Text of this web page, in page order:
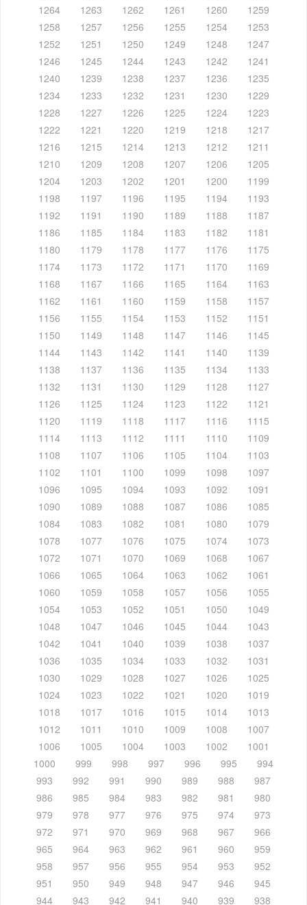
1264
1263 1262 1261 1260
1259
1258
1257 1256 1255 1254
1253
1252
1251 1250 1249 1248
1247
1246
1245 1244 1243 1242
1241
1240
1239 1238 1237 1236
1235
1234
1233 1232 1231 1230
1229
1228
1227 1226 1225 1224
1223
1222
1221 1220 1219 1218
1217
1216
1215 1214 1213 1212
1211
1210
1209 1208 1207 1206
1205
1204
1203 1202 1201 1200
1199
1198
1197 1196 1195 1194
1193
1192
1191 1190 1189 1188
1187
1186
1185 1184 1183 1182
1181
1180
1179 1178 1177 1176
1175
1174
1173 1172 1171 1170
1169
1168
1167 1166 1165 1164
1163
1162
1161 1160 1159 1158
1157
1156
1155 1154 1153 1152
1151
1150
1149 1148 1147 1146
1145
1144
1143 1142 1141 1140
1139
1138
1137 1136 1135 1134
1133
1132
1131 1130 1129 1128
1127
1126
1125 1124 1123 1122
1121
1120
1119 1118 1117 1116
1115
1114
1113 1112 1111 1110
1109
1108
1107 1106 1105 1104
1103
1102
1101 1100 1099 1098
1097
1096
1095 1094 1093 1092
1091
1090
1089 1088 1087 1086
1085
1084
1083 1082 1081 1080
1079
1078
1077 1076 1075 1074
1073
1072
1071 1070 1069 1068
1067
1066
1065 1064 1063 1062
1061
1060
1059 1058 1057 1056
1055
1054
1053 1052 1051 1050
1049
1048
1047 1046 1045 1044
1043
1042
1041 1040 1039 1038
1037
1036
1035 1034 1033 1032
1031
1030
1029 1028 1027 1026
1025
1024
1023 1022 1021 1020
1019
1018
1017 1016 1015 1014
1013
1012
1011 1010 1009 1008
1007
1006
1005 1004 1003 1002
1001
1000
999 998 997 996 995
994
993
992 991 990 989 988
987
986
985 984 983 982 981
980
979
978 977 976 975 974
973
972
971 970 969 968 967
966
965
964 963 962 961 960
959
958
957 956 955 954 953
952
951
950 949 948 947 946
945
944
943 942 941 940 939 938